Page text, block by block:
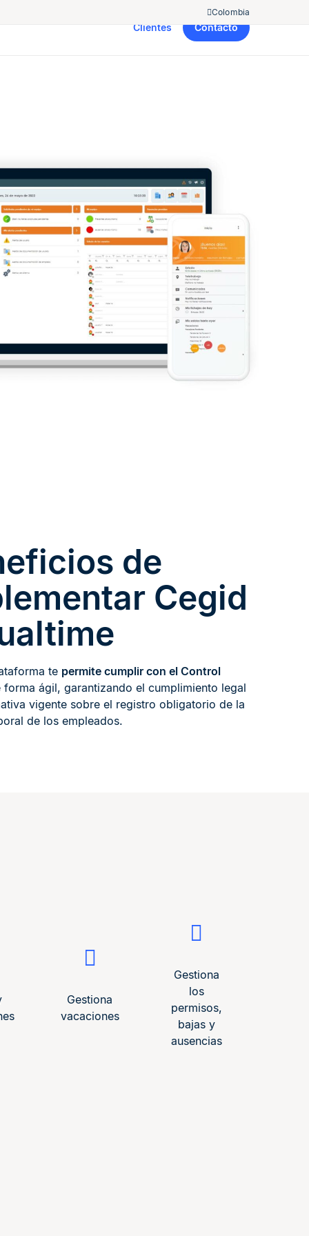
Colombia
Clientes Contacto
de
Cegid
te permite cumplir con el Control
forma ágil, garantizando el cumplimiento legal
vigente sobre el registro obligatorio de la
de los empleados.
Gestiona
vacaciones
Gestiona
los
permisos,
bajas y
ausencias